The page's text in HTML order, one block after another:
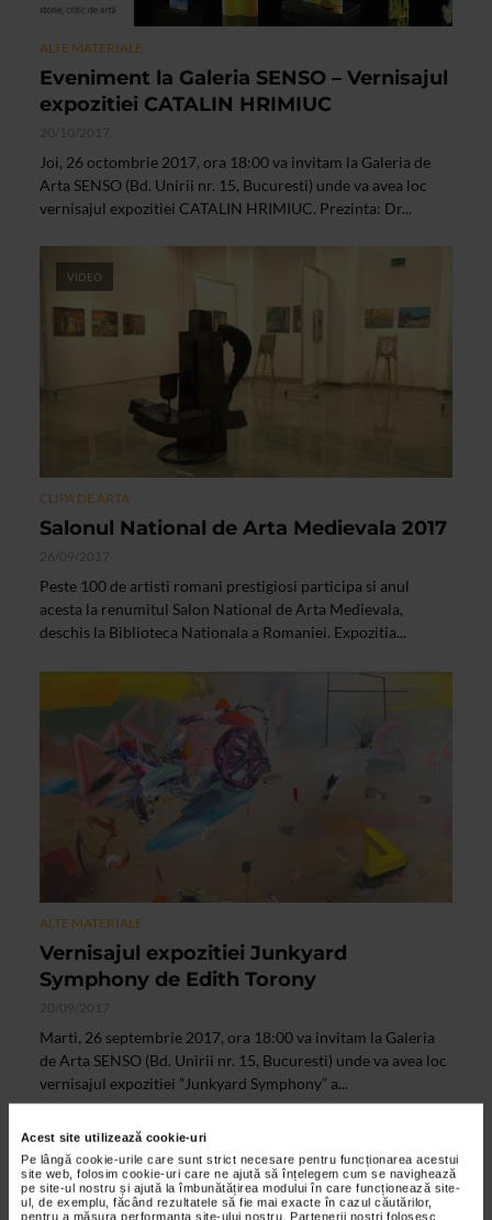
Acest site utilizează cookie-uri
Pe lângă cookie-urile care sunt strict necesare pentru funcționarea acestui
site web, folosim cookie-uri care ne ajută să înțelegem cum se navighează
pe site-ul nostru și ajută la îmbunătățirea modului în care funcționează site-
ul, de exemplu, făcând rezultatele să fie mai exacte în cazul căutărilor,
pentru a măsura performanța site-ului nostru. Partenerii noștri folosesc
ALTE MATERIALE
Eveniment la Galeria SENSO – Vernisajul
expozitiei CATALIN HRIMIUC
20/10/2017
Joi, 26 octombrie 2017, ora 18:00 va invitam la Galeria de
Arta SENSO (Bd. Unirii nr. 15, Bucuresti) unde va avea loc
vernisajul expozitiei CATALIN HRIMIUC. Prezinta: Dr...
VIDEO
CLIPA DE ARTA
Salonul National de Arta Medievala 2017
26/09/2017
Peste 100 de artisti romani prestigiosi participa si anul
acesta la renumitul Salon National de Arta Medievala,
deschis la Biblioteca Nationala a Romaniei. Expozitia...
ALTE MATERIALE
Vernisajul expozitiei Junkyard
Symphony de Edith Torony
20/09/2017
Marti, 26 septembrie 2017, ora 18:00 va invitam la Galeria
de Arta SENSO (Bd. Unirii nr. 15, Bucuresti) unde va avea loc
vernisajul expozitiei ”Junkyard Symphony” a...